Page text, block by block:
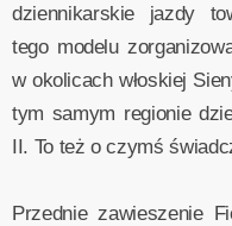
dziennikarskie jazdy
tego modelu
w okolicach włoskiej
tym samym regionie
II. To też o czymś
Przednie zawieszenie